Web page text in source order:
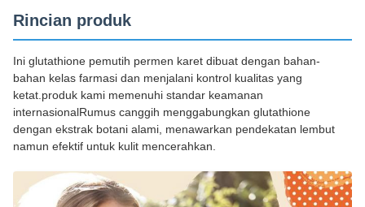
Rincian produk
Ini glutathione pemutih permen karet dibuat dengan bahan-
bahan kelas farmasi dan menjalani kontrol kualitas yang
ketat.produk kami memenuhi standar keamanan
internasionalRumus canggih menggabungkan glutathione
dengan ekstrak botani alami, menawarkan pendekatan lembut
namun efektif untuk kulit mencerahkan.